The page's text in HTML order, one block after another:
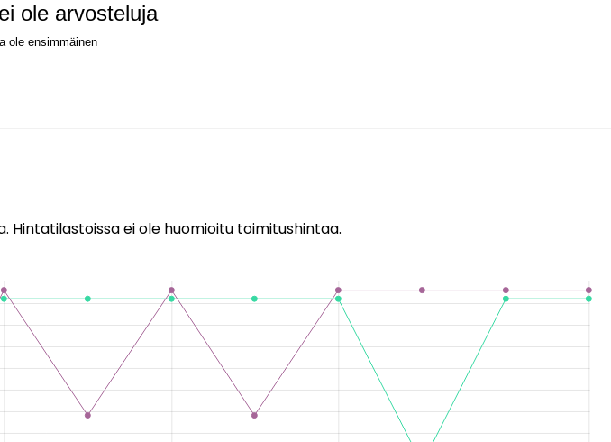
ole arvosteluja
ole ensimmäinen
ei ole huomioitu toimitushintaa.